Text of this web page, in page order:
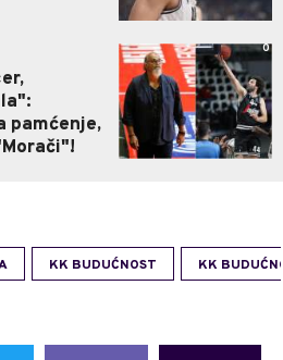
pamćenje,
0
KK BUDUĆNOST KK